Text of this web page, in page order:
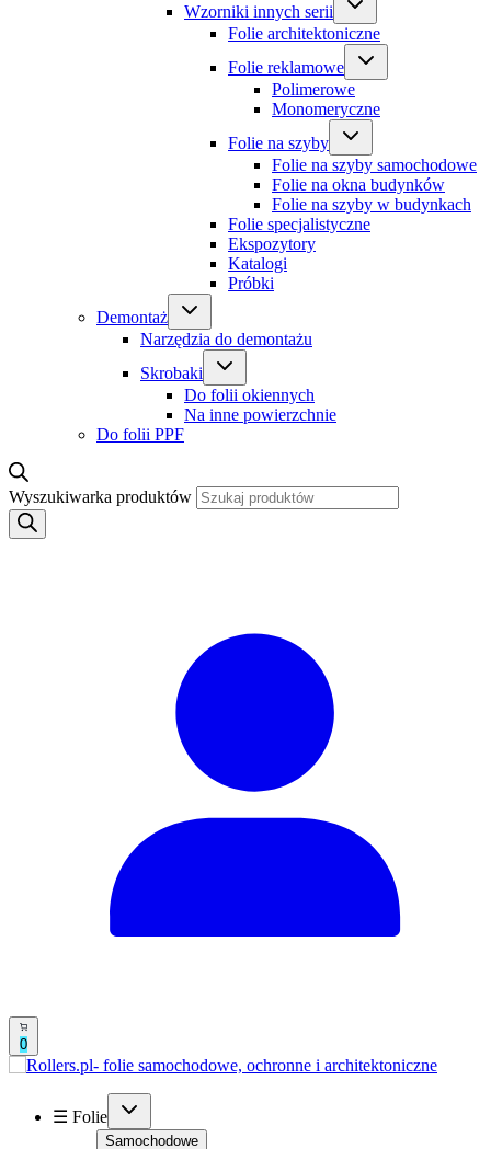
Wzorniki innych serii
Folie architektoniczne
Folie reklamowe
Polimerowe
Monomeryczne
Folie na szyby
Folie na szyby samochodowe
Folie na okna budynków
Folie na szyby w budynkach
Folie specjalistyczne
Ekspozytory
Katalogi
Próbki
Demontaż
Narzędzia do demontażu
Skrobaki
Do folii okiennych
Na inne powierzchnie
Do folii PPF
Wyszukiwarka produktów
0
☰ Folie
Samochodowe